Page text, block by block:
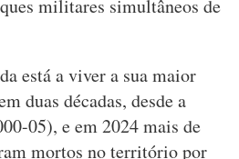
militares simultâneos de
está a viver a sua maior
duas décadas, desde a
05), e em 2024 mais de
mortos no território por